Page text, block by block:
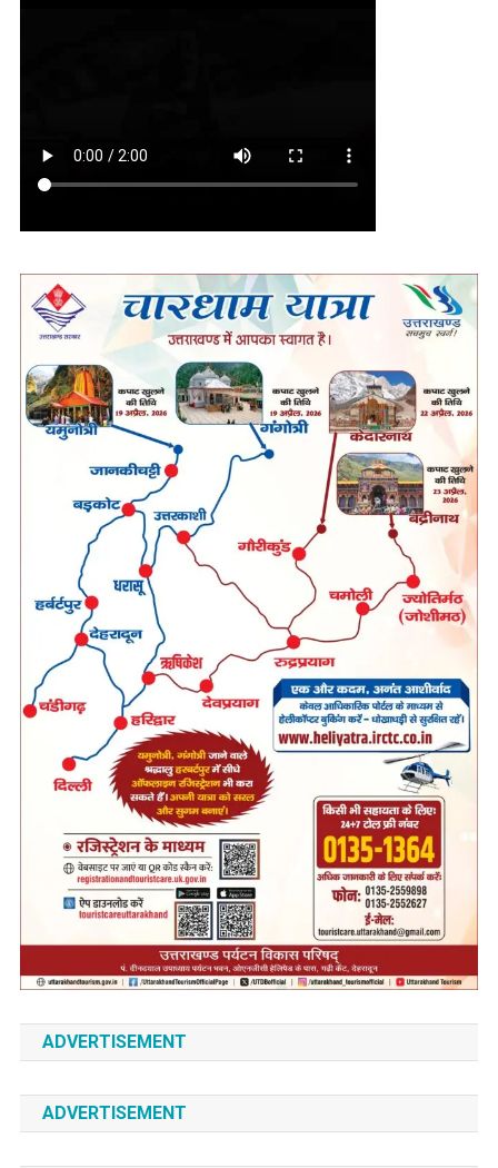
ADVERTISEMENT
ADVERTISEMENT